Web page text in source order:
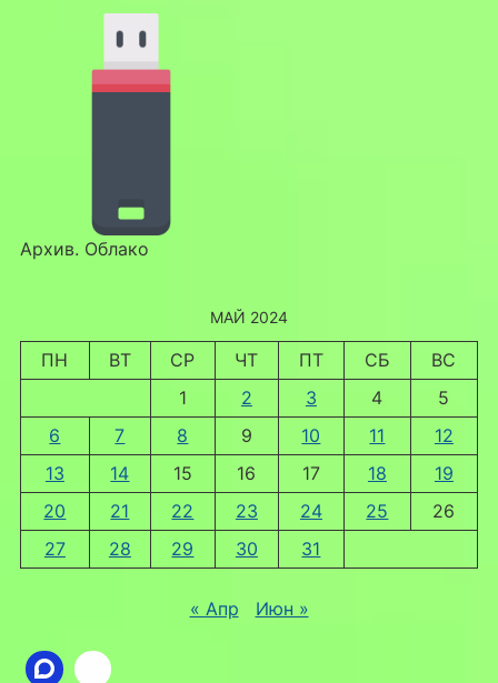
Архив. Облако
МАЙ 2024
ПН ВТ СР ЧТ ПТ СБ
ВС
1
2 3 4
5
6
7 8 9 10 11
12
13
14 15 16 17 18
19
20
21 22 23 24 25
26
27
28 29 30 31
« Апр Июн »